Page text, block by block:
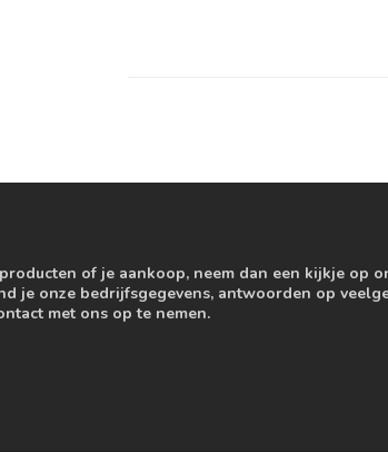
of je aankoop, neem dan een kijkje op
je onze bedrijfsgegevens, antwoorden op
met ons op te nemen.